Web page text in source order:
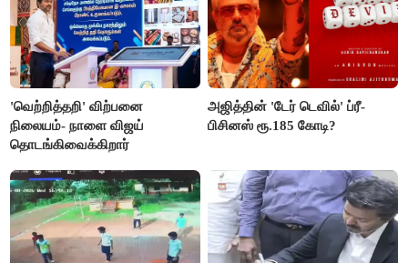
'வெற்றித்தறி' விற்பனை
நிலையம்- நாளை விஜய்
தொடங்கிவைக்கிறார்
அஜித்தின் 'டேர் டெவில்' ப்ரீ-
பிசினஸ் ரூ.185 கோடி?